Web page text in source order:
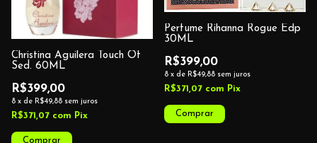
Christina Aguilera Touch Of
Sed. 60ML
R$399,00
8 x de R$49,88 sem juros
R$371,07 com Pix
Perfume Rihanna Rogue Edp
30ML
R$399,00
8 x de R$49,88 sem juros
R$371,07 com Pix